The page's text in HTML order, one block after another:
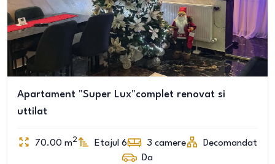
Apartament "Super Lux"complet renovat si
uttilat
70.00 m2 Etajul 6 3 camere
Decomandat
Da